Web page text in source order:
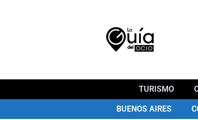
TURISMO
BUENOS AIRES